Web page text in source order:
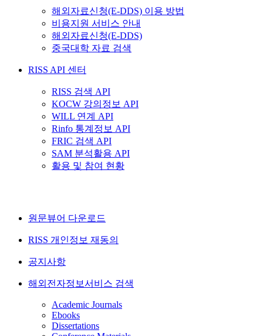
해외자료신청(E-DDS) 이용 방법
비용지원 서비스 안내
해외자료신청(E-DDS)
중국대학 자료 검색
RISS API 센터
RISS 검색 API
KOCW 강의정보 API
WILL 연계 API
Rinfo 통계정보 API
FRIC 검색 API
SAM 분석활용 API
활용 및 참여 현황
원문뷰어 다운로드
RISS 개인정보 재동의
공지사항
해외전자정보서비스 검색
Academic Journals
Ebooks
Dissertations